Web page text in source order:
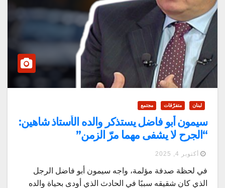
لبنان متفرّقات مجتمع
سيمون أبو فاضل يستذكر والده الأستاذ شاهين:
“الجرح لا يشفى مهما مرّ الزمن”
أكتوبر 4, 2025
في لحظة صدفة مؤلمة، واجه سيمون أبو فاضل الرجل
الذي كان شقيقه سببًا في الحادث الذي أودى بحياة والده